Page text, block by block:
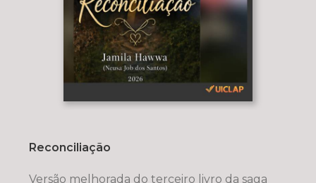
Reconciliação
Versão melhorada do terceiro livro da saga